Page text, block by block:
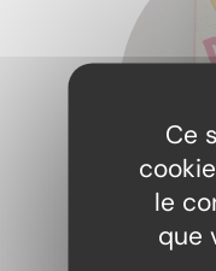
Ce
le
que